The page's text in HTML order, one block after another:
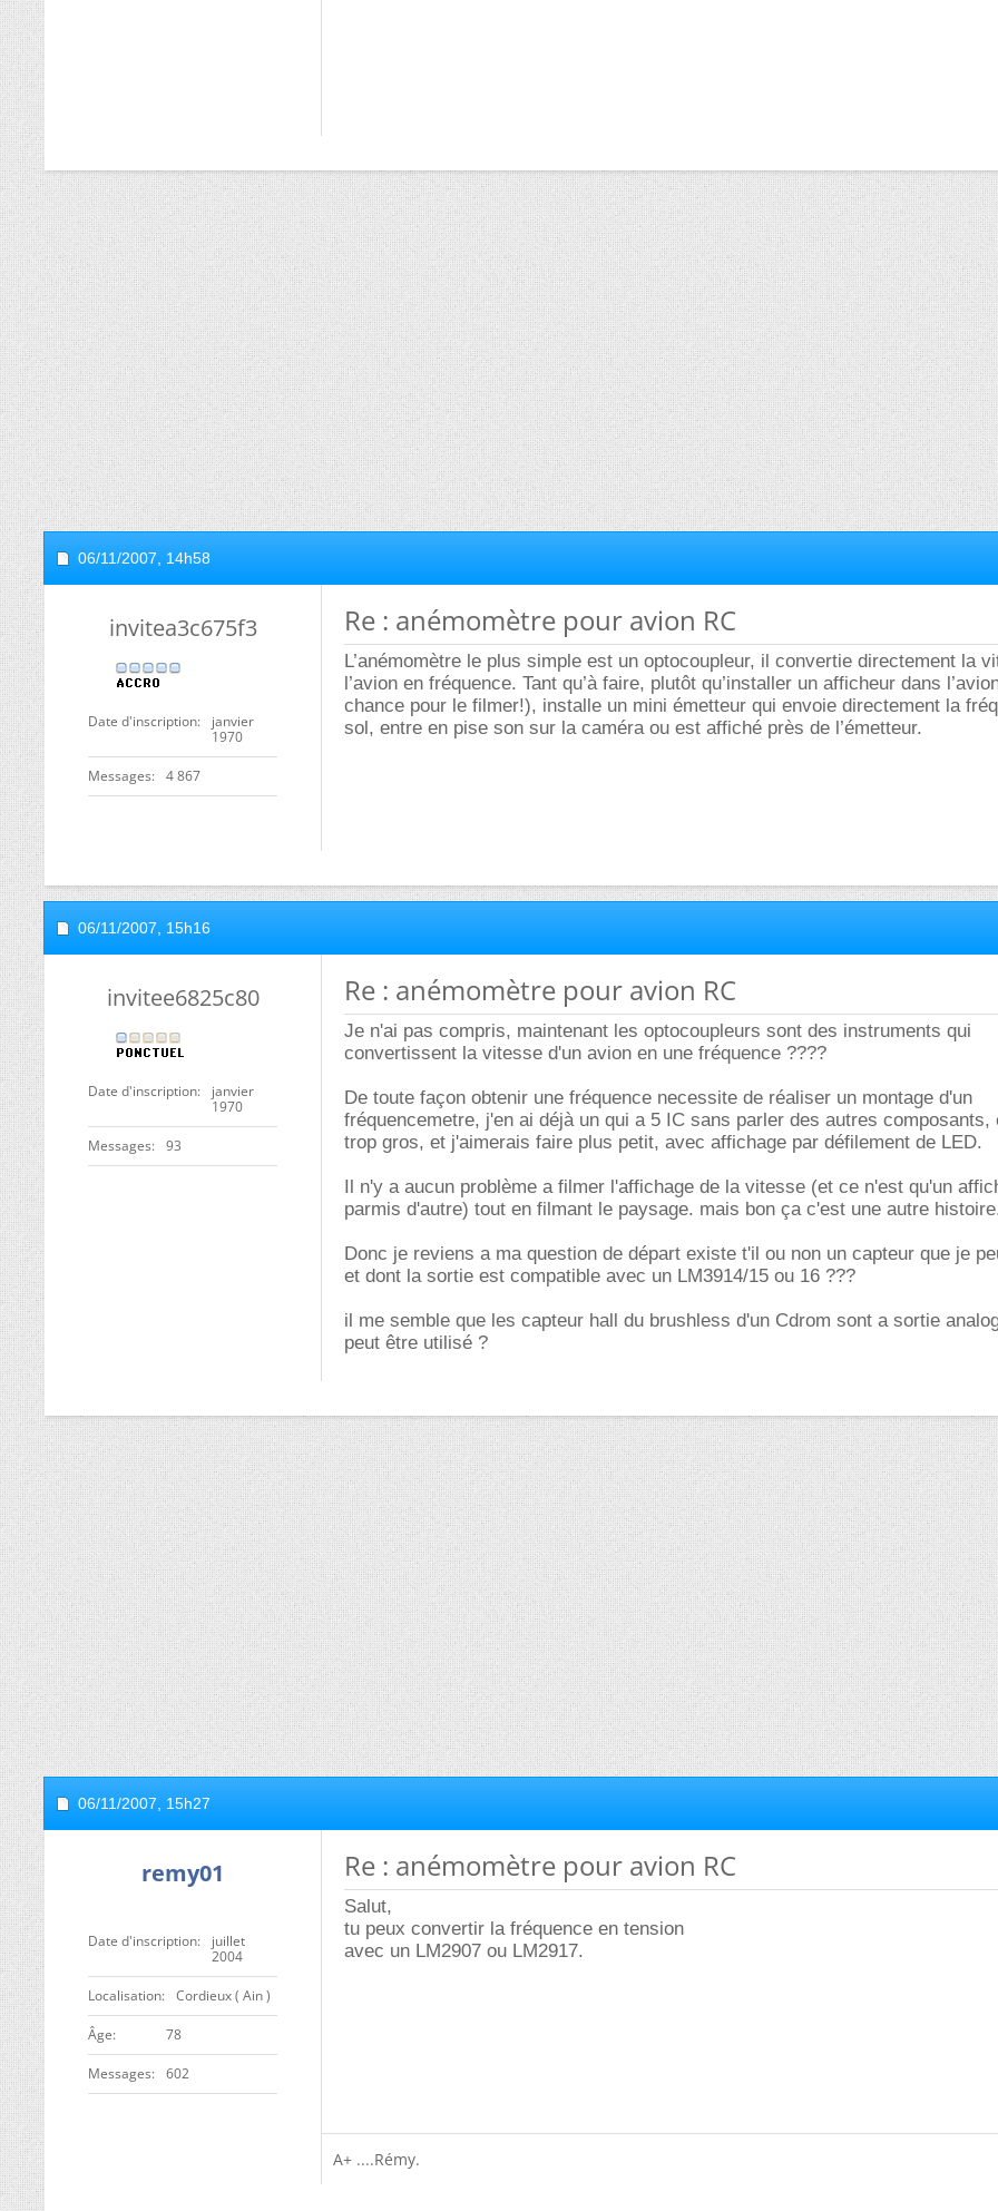
06/11/2007, 14h58
invitea3c675f3
Date d'inscription
janvier
1970
Messages 4 867
Re : anémomètre pour avion RC
L’anémomètre le plus simple est un optocoupleur, il convertie directement la
l’avion en fréquence. Tant qu’à faire, plutôt qu’installer un afficheur dans
chance pour le filmer!), installe un mini émetteur qui envoie directement la
sol, entre en pise son sur la caméra ou est affiché près de l’émetteur.
06/11/2007, 15h16
invitee6825c80
Date d'inscription
janvier
1970
Messages 93
Re : anémomètre pour avion RC
Je n'ai pas compris, maintenant les optocoupleurs sont des instruments qui
convertissent la vitesse d'un avion en une fréquence ????
De toute façon obtenir une fréquence necessite de réaliser un montage d'un
fréquencemetre, j'en ai déjà un qui a 5 IC sans parler des autres composants,
trop gros, et j'aimerais faire plus petit, avec affichage par défilement de LED.
Il n'y a aucun problème a filmer l'affichage de la vitesse (et ce n'est qu'un
parmis d'autre) tout en filmant le paysage. mais bon ça c'est une autre
Donc je reviens a ma question de départ existe t'il ou non un capteur que je
et dont la sortie est compatible avec un LM3914/15 ou 16 ???
il me semble que les capteur hall du brushless d'un Cdrom sont a sortie
peut être utilisé ?
06/11/2007, 15h27
remy01
Date d'inscription
juillet
2004
Localisation Cordieux ( Ain )
ge 78
Messages 602
Re : anémomètre pour avion RC
Salut,
tu peux convertir la fréquence en tension
avec un LM2907 ou LM2917.
A+ ....Rémy.